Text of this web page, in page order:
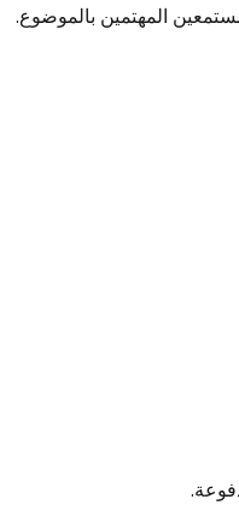
المهتمين بالموضوع.